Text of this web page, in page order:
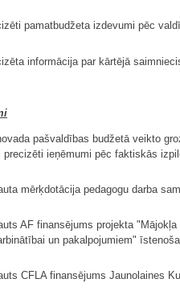
pamatbudžeta izdevumi pēc
informācija par kārtējā
pašvaldības budžetā veikto
precizēti ieņēmumi pēc faktiskās
mērķdotācija pedagogu darba
AF finansējums projekta
un pakalpojumiem"
CFLA finansējums Jaunolaines